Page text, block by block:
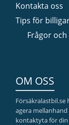
Kontakta oss
Tips för
Frågor
OM OSS
agera
kontaktyta för din